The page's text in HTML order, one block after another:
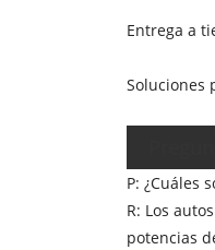
Entrega a
Soluciones
P: ¿Cuáles
R: Los
potencias